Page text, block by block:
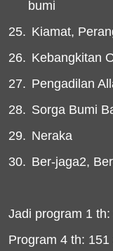
bumi
25. Kiamat,
26. Kebangkitan
27. Pengadilan
28. Sorga Bumi
29. Neraka
30. Ber-jaga2,
Jadi program 1 th
Program 4 th: 151